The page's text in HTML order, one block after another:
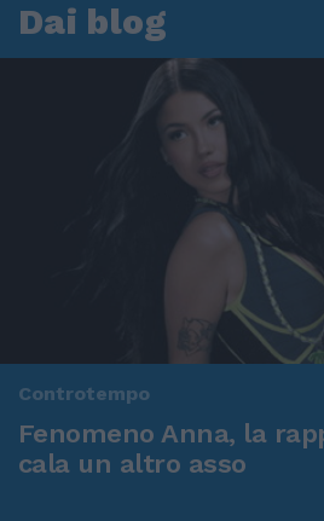
Dai blog
Controtempo
Fenomeno Anna, la
cala un altro asso